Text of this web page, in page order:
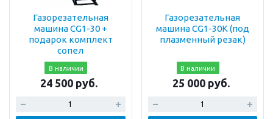
Газорезательная
машина CG1-30 +
подарок комплект
сопел
В наличии
24 500 руб.
Газорезательная
машина CG1-30K (под
плазменный резак)
В наличии
25 000 руб.